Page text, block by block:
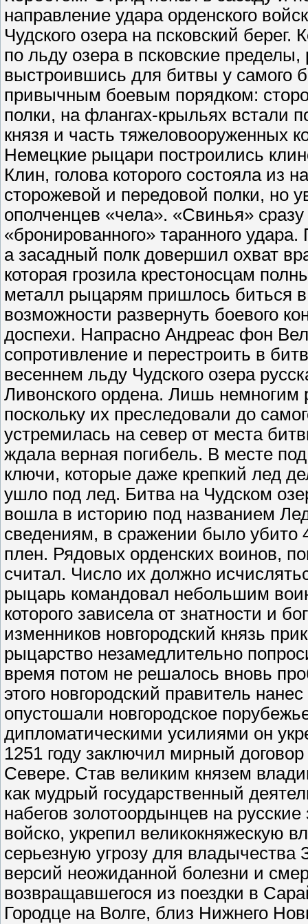
направление удара орденского
Чудского озера на псковский берег.
по льду озера в псковские пределы,
выстроившись для битвы у самого
привычным боевым порядком:
полки, на флангах-крыльях встали
князя и часть тяжеловооруженных
Немецкие рыцари построились
Клин, голова которого состояла из
сторожевой и передовой полки, но
ополченцев «чела». «Свинья»
«бронированного» таранного
а засадный полк довершил охват
которая грозила крестоносцам
металл рыцарям пришлось биться
возможности развернуть боевого
доспехи. Напрасно Андреас фон
сопротивление и перестроить в
весеннем льду Чудского озера
Ливонского ордена. Лишь
поскольку их преследовали до
устремилась на север от места
ждала верная погибель. В месте
ключи, которые даже крепкий лед
ушло под лед. Битва на Чудском
вошла в историю под названием
сведениям, в сражении было убито
плен. Рядовых орденских воинов,
считал. Число их должно
рыцарь командовал небольшим
которого зависела от знатности и
изменников новгородский князь
рыцарство незамедлительно
время потом не решалось вновь
этого новгородский правитель
опустошали новгородское
дипломатическими усилиями он
1251 году заключил мирный
Севере. Став великим князем
как мудрый государственный
набегов золотоордынцев на
войско, укрепил великокняжескую
серьезную угрозу для
версий неожиданной болезни и
возвращавшегося из поездки в
Городце на Волге, близ Нижнего